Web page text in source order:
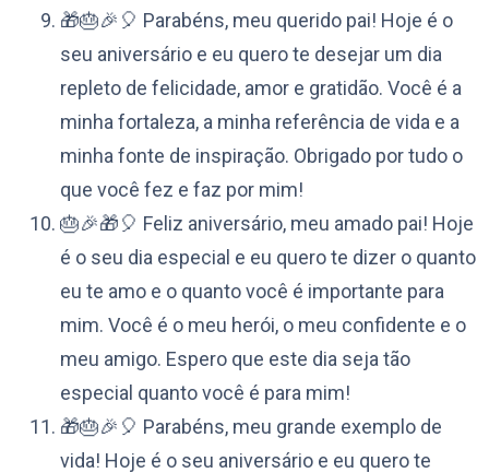
🎁🎂🎉🎈 Parabéns, meu querido pai! Hoje é o
seu aniversário e eu quero te desejar um dia
repleto de felicidade, amor e gratidão. Você é a
minha fortaleza, a minha referência de vida e a
minha fonte de inspiração. Obrigado por tudo o
que você fez e faz por mim!
🎂🎉🎁🎈 Feliz aniversário, meu amado pai! Hoje
é o seu dia especial e eu quero te dizer o quanto
eu te amo e o quanto você é importante para
mim. Você é o meu herói, o meu confidente e o
meu amigo. Espero que este dia seja tão
especial quanto você é para mim!
🎁🎂🎉🎈 Parabéns, meu grande exemplo de
vida! Hoje é o seu aniversário e eu quero te